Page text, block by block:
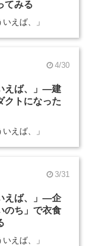
てみる
えば、」
4/30
えば、」―建
クトになった
えば、」
3/31
えば、」―企
のち」で衣食
えば、」